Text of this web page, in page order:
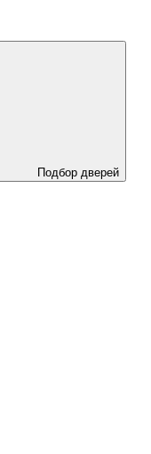
Подбор дверей